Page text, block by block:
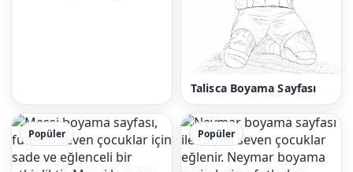
Talisca Boyama Sayfası
Popüler Popüler